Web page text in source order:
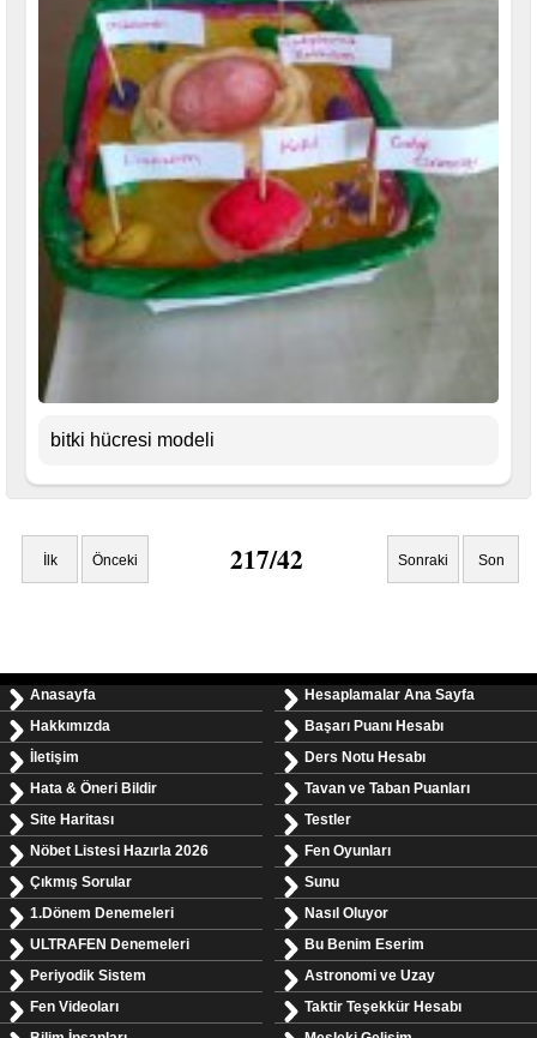
bitki hücresi modeli
İlk Önceki 217/42 Sonraki Son
Anasayfa
Hakkımızda
İletişim
Hata & Öneri Bildir
Site Haritası
Nöbet Listesi Hazırla 2026
Çıkmış Sorular
1.Dönem Denemeleri
ULTRAFEN Denemeleri
Periyodik Sistem
Fen Videoları
Hesaplamalar Ana Sayfa
Başarı Puanı Hesabı
Ders Notu Hesabı
Tavan ve Taban Puanları
Testler
Fen Oyunları
Sunu
Nasıl Oluyor
Bu Benim Eserim
Astronomi ve Uzay
Taktir Teşekkür Hesabı